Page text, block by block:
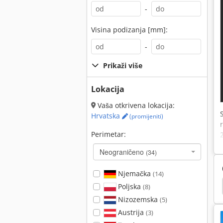
-
Visina podizanja [mm]:
-
Prikaži više
Lokacija
Vaša otkrivena lokacija:
Hrvatska
(promijeniti)
Perimetar:
Neograničeno (34)
Njemačka (14)
Poljska (8)
Nizozemska (5)
Austrija (3)
Neuson 1503